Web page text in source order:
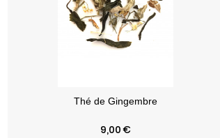
Prix
9,00 €